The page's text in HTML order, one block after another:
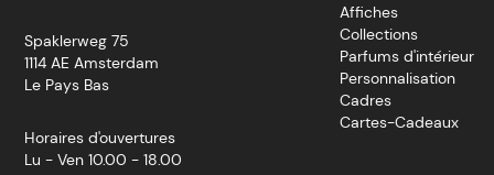
Spaklerweg 75
1114 AE Amsterdam
Le Pays Bas
Horaires d'ouvertures
Lu - Ven 10.00 - 18.00
Affiches
Collections
Parfums d'intérieur
Personnalisation
Cadres
Cartes-Cadeaux